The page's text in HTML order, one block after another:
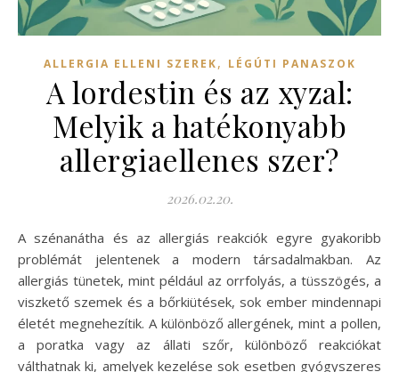
ALLERGIA ELLENI SZEREK, LÉGÚTI PANASZOK
A lordestin és az xyzal:
Melyik a hatékonyabb
allergiaellenes szer?
2026.02.20.
A szénanátha és az allergiás reakciók egyre gyakoribb
problémát jelentenek a modern társadalmakban. Az
allergiás tünetek, mint például az orrfolyás, a tüsszögés, a
viszkető szemek és a bőrkiütések, sok ember mindennapi
életét megnehezítik. A különböző allergének, mint a pollen,
a poratka vagy az állati szőr, különböző reakciókat
válthatnak ki, amelyek kezelése sok esetben gyógyszeres